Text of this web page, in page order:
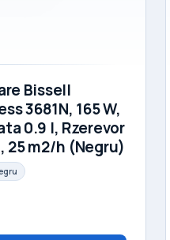
Bissell
3681N, 165 W,
0.9 l, Rzerevor
25 m2/h (Negru)